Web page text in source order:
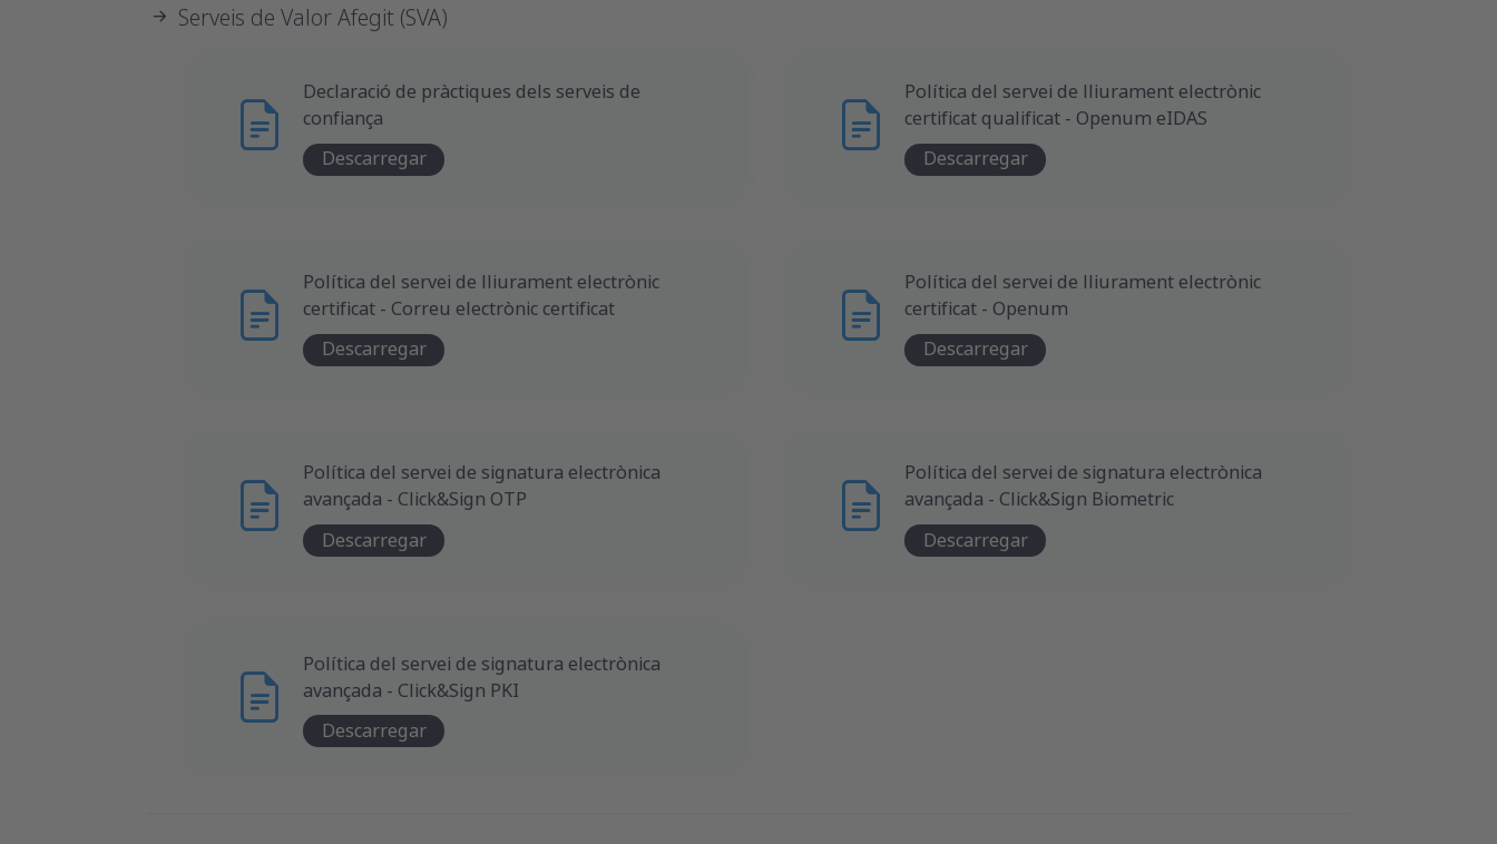
Serveis de Valor Afegit (SVA)
Declaració de pràctiques dels serveis de
confiança
Descarregar
Política del servei de lliurament electrònic
certificat qualificat - Openum eIDAS
Descarregar
Política del servei de lliurament electrònic
certificat - Correu electrònic certificat
Descarregar
Política del servei de lliurament electrònic
certificat - Openum
Descarregar
Política del servei de signatura electrònica
avançada - Click&Sign OTP
Descarregar
Política del servei de signatura electrònica
avançada - Click&Sign Biometric
Descarregar
Política del servei de signatura electrònica
avançada - Click&Sign PKI
Descarregar